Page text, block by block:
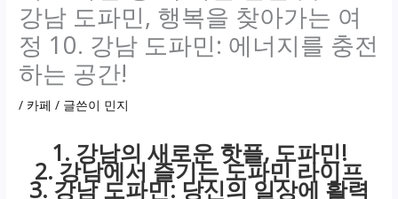
강남 도파민, 행복을 찾아가는 여
정 10. 강남 도파민: 에너지를 충전
하는 공간!
/ 카페 / 글쓴이 민지
1. 강남의 새로운 핫플, 도파민!
2. 강남에서 즐기는 도파민 라이프
3. 강남 도파민: 당신의 일상에 활력